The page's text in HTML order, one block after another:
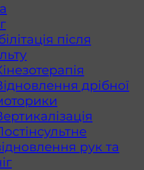
після
дрібної
рук та